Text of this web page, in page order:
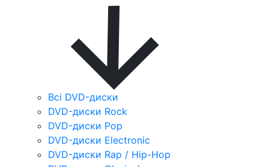
Всі DVD-диски
DVD-диски Rock
DVD-диски Pop
DVD-диски Electronic
DVD-диски Rap / Hip-Hop